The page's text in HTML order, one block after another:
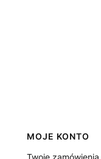
MOJE KONTO